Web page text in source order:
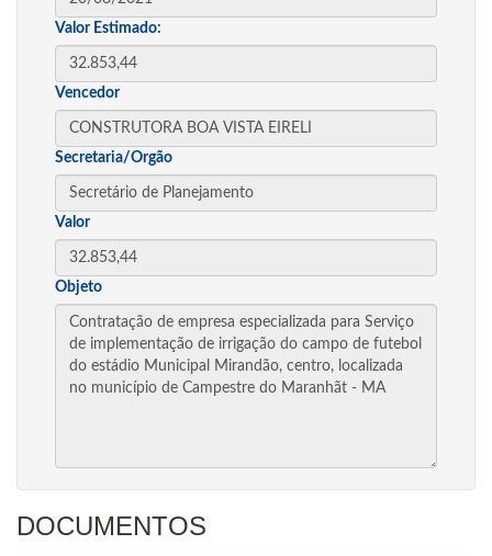
Valor Estimado:
Vencedor
Secretaria/Orgão
Valor
Objeto
DOCUMENTOS